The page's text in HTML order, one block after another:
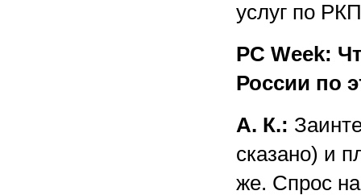
услуг по
PC Week:
России по
А. К.:
сказано) и
же. Спрос